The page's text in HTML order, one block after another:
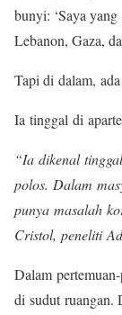
bunyi: ‘Saya
Lebanon, Gaza,
Tapi di dalam,
Ia tinggal di
“Ia dikenal
polos. Dalam
punya masalah
Cristol, peneliti
Dalam
di sudut ruangan.